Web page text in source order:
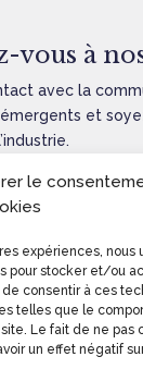
le
expériences,
pour stocker et/ou
consentir à ces
telles que le
Le fait de ne pas
un effet négatif
vous à
avec la
et
8 + 3=